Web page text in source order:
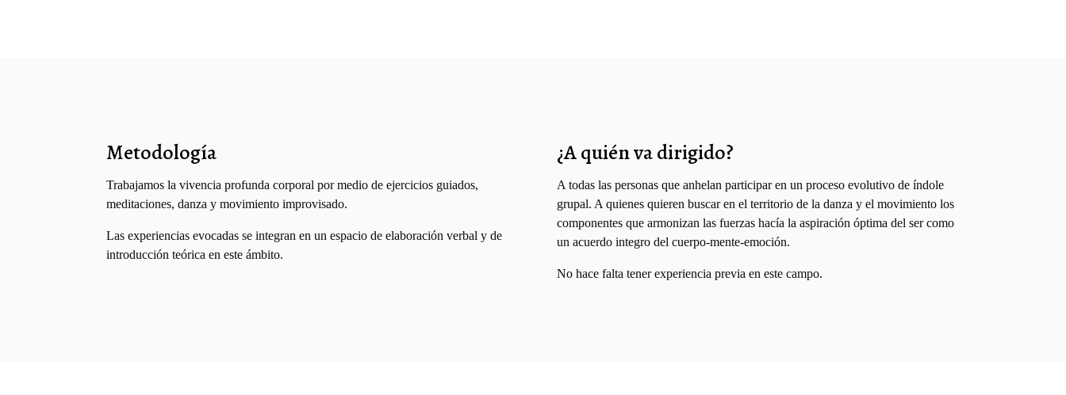
Metodología
Trabajamos la vivencia profunda corporal por medio de ejercicios guiados,
meditaciones, danza y movimiento improvisado.
Las experiencias evocadas se integran en un espacio de elaboración verbal y de
introducción teórica en este ámbito.
¿A quién va dirigido?
A todas las personas que anhelan participar en un proceso evolutivo de índole
grupal.​ A quienes quieren buscar en el territorio de la danza y el movimiento los
componentes que armonizan las fuerzas hacía la aspiración óptima del ser como
un acuerdo integro del cuerpo-mente-emoción.
No hace falta tener experiencia previa en este campo.